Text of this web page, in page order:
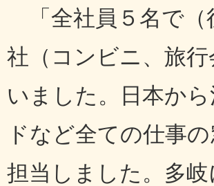
「全社員５名で（
社（コンビニ、旅
いました。日本か
ドなど全ての仕事
担当しました。多